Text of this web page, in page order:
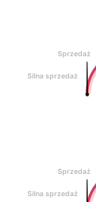
Sprzedaż
Silna sprzedaż
Sprzedaż
Silna sprzedaż